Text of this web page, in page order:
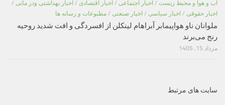
اب و هوا و محیط زیست / اخبار اجتماعی / اخبار اقتصادی / اخبار بهداشتی ودر مانی /
اخبار حقوقی / اخبار سیاسی / اخبار صنعتی / مطبوعات و رسانه ها
ملوانان ناو هواپیمابر آبراهام لینکلن از افسردگی و افت شدید روحیه
رنج می‌برند
مرداد 15, 1405
سایت های مرتبط